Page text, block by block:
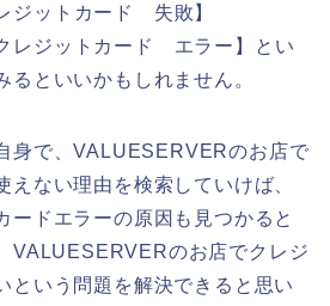
ジットカード 失敗】
レジットカード エラー】とい
るといいかもしれません。
身で、VALUESERVERのお店で
えない理由を検索していけば、
ードエラーの原因も見つかると
VALUESERVERのお店でクレジ
という問題を解決できると思い